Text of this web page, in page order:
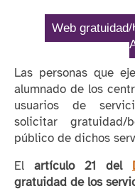
Web
Las personas que
alumnado de los
usuarios de
solicitar
público de dichos
El artículo 21 del
gratuidad de los